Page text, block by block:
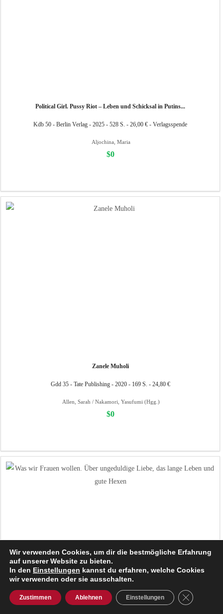
Political Girl. Pussy Riot – Leben und Schicksal in Putins...
Kdb 50 - Berlin Verlag - 2025 - 528 S. - 26,00 € - Verlagsspende
Aljochina, Maria
$0
Zanele Muholi
Gdd 35 - Tate Publishing - 2020 - 169 S. - 24,80 €
Allen, Sarah / Nakamori, Yasufumi (Hgg.)
$0
Wir verwenden Cookies, um dir die bestmögliche Erfahrung
auf unserer Website zu bieten.
In den Einstellungen kannst du erfahren, welche Cookies
wir verwenden oder sie ausschalten.
Zustimmen Ablehnen Einstellungen GDPR